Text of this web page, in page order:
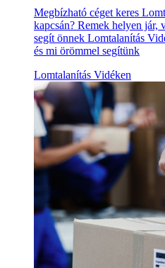
Megbízható céget keres
kapcsán? Remek helyen jár,
segít önnek Lomtalanítás
és mi örömmel segítünk
Lomtalanítás Vidéken